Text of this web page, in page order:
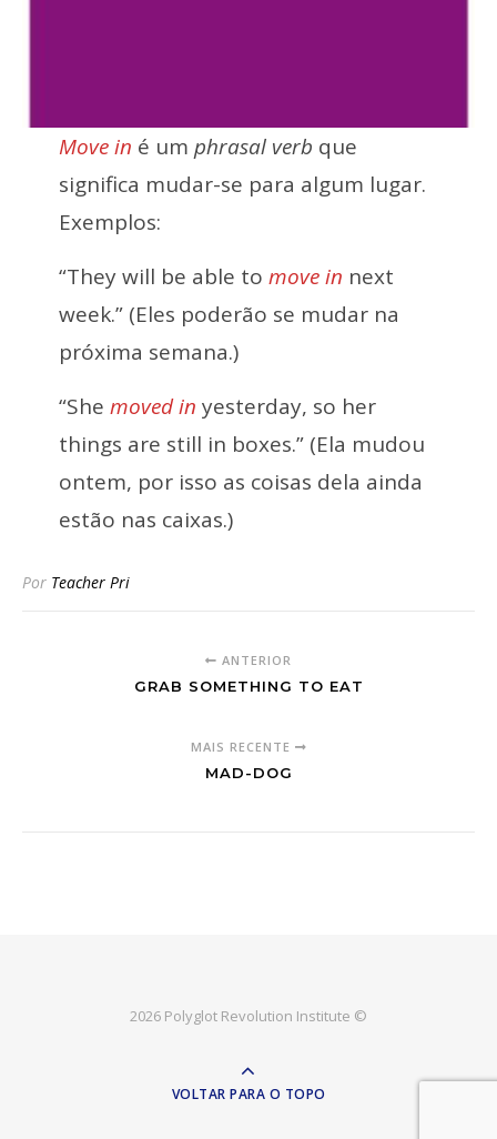
Move in é um phrasal verb que
significa mudar-se para algum lugar.
Exemplos:
“They will be able to move in next
week.” (Eles poderão se mudar na
próxima semana.)
“She moved in yesterday, so her
things are still in boxes.” (Ela mudou
ontem, por isso as coisas dela ainda
estão nas caixas.)
Por Teacher Pri
ANTERIOR
GRAB SOMETHING TO EAT
MAIS RECENTE
MAD-DOG
2026 Polyglot Revolution Institute ©
VOLTAR PARA O TOPO